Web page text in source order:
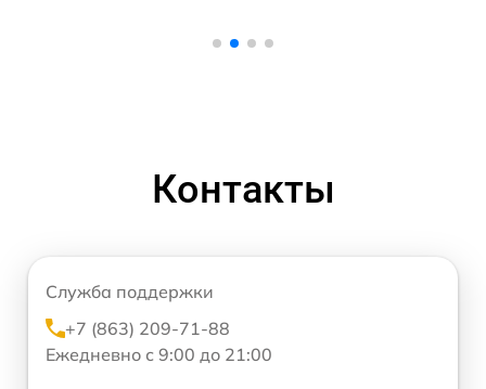
Контакты
Служба поддержки
+7 (863) 209-71-88
Ежедневно с 9:00 до 21:00